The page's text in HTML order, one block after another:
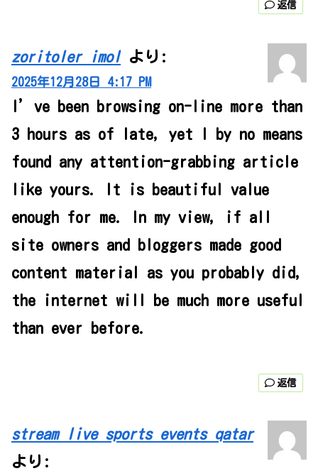
返信
zoritoler imol より:
2025年12月28日 4:17 PM
I’ve been browsing on-line more than
3 hours as of late, yet I by no means
found any attention-grabbing article
like yours. It is beautiful value
enough for me. In my view, if all
site owners and bloggers made good
content material as you probably did,
the internet will be much more useful
than ever before.
返信
stream live sports events qatar
より: